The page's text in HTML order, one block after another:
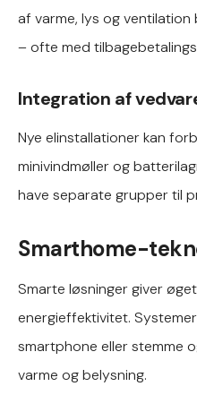
af varme, lys og
– ofte med
Integration af
Nye elinstallationer kan
minivindmøller og
have separate grupper til
Smarthome-
Smarte løsninger giver
energieffektivitet.
smartphone eller stemme
varme og belysning.